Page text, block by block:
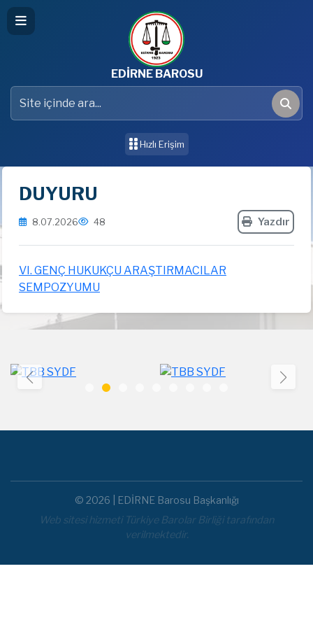
EDİRNE BAROSU
Site içinde ara
Ara
Hızlı Erişim
DUYURU
8.07.2026 48 Yazdır
VI. GENÇ HUKUKÇU ARAŞTIRMACILAR
SEMPOZYUMU
© 2026 | EDİRNE Barosu Başkanlığı
Web sitesi hizmeti Türkiye Barolar Birliği tarafından
verilmektedir.